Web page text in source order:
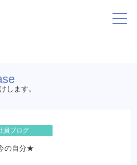
します。
員ブログ
の自分★